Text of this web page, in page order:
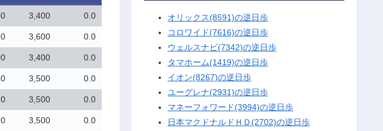
3,400 0.0
3,600 0.0
3,400 0.0
3,500 0.0
3,500 0.0
3,500 0.0
オリックス(8591)の逆日歩
コロワイド(7616)の逆日歩
ウェルスナビ(7342)の逆日歩
タマホーム(1419)の逆日歩
イオン(8267)の逆日歩
ユーグレナ(2931)の逆日歩
マネーフォワード(3994)の逆日歩
日本マクドナルドＨＤ(2702)の逆日歩